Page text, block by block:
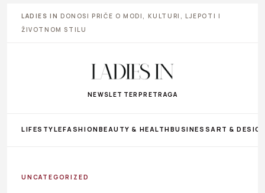
LADIES IN DONOSI PRIČE O MODI, KULTURI, LJEPOTI I
ŽIVOTNOM STILU
NEWSLETTER PRETRAGA
LIFESTYLEFASHIONBEAUTY & HEALTHBUSINESS ART &
UNCATEGORIZED